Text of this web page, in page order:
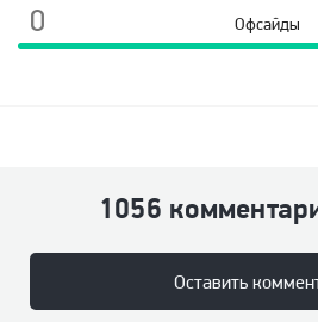
0
Офсайды
1056
Оставить